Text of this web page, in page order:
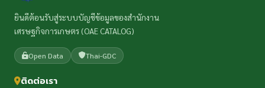
ยินดีต้อนรับสู่ระบบบัญชีข้อมูลของสำนักงาน
เศรษฐกิจการเกษตร (OAE CATALOG)
Open Data Thai-GDC
ติดต่อเรา